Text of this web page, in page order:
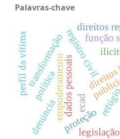
Palavras-chave
dados pessoais
registro civil
proteção
função
legislação
direitos
empoderamento
transformação
ecad
política
denúncia
perfil da vítima